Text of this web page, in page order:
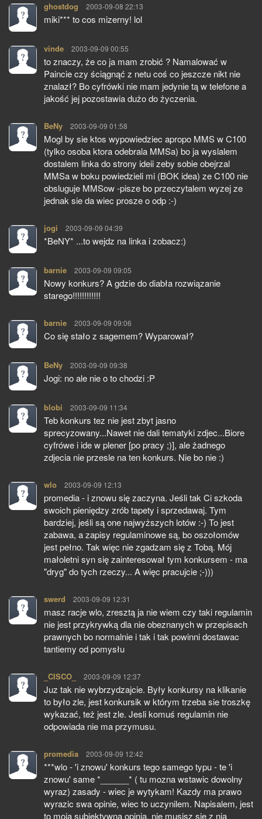
ghostdog pisze:
2003-09-08 22:13
miki*** to cos mizerny! lol
vinde pisze:
2003-09-09 00:55
to znaczy, że co ja mam zrobić ? Namalować w
Paincie czy ściągnąć z netu coś co jeszcze nikt nie
znalazł? Bo cyfrówki nie mam jedynie tą w telefone a
jakość jej pozostawia dużo do życzenia.
BeNy pisze:
2003-09-09 01:58
Mogl by sie ktos wypowiedziec apropo MMS w C100
(tylko osoba ktora odebrala MMSa) bo ja wyslalem
dostalem linka do strony ideii zeby sobie obejrzal
MMSa w boku powiedzieli mi (BOK idea) ze C100 nie
obsluguje MMSow -pisze bo przeczytalem wyzej ze
jednak sie da wiec prosze o odp :-)
jogi pisze:
2003-09-09 04:39
*BeNY* ...to wejdz na linka i zobacz:)
barnie pisze:
2003-09-09 09:05
Nowy konkurs? A gdzie do diabła rozwiązanie
starego!!!!!!!!!!!!
barnie pisze:
2003-09-09 09:06
Co się stało z sagemem? Wyparował?
BeNy pisze:
2003-09-09 09:38
Jogi: no ale nie o to chodzi :P
blobi pisze:
2003-09-09 11:34
Teb konkurs tez nie jest zbyt jasno
sprecyzowany...Nawet nie dali tematyki zdjec...Biore
cyfrówe i ide w plener [po pracy ;)], ale żadnego
zdjecia nie przesle na ten konkurs. Nie bo nie :)
wlo pisze:
2003-09-09 12:13
promedia - i znowu się zaczyna. Jeśli tak Ci szkoda
swoich pieniędzy zrób tapety i sprzedawaj. Tym
bardziej, jeśli są one najwyższych lotów :-) To jest
zabawa, a zapisy regulaminowe są, bo oszołomów
jest pełno. Tak więc nie zgadzam się z Tobą. Mój
małoletni syn się zainteresował tym konkursem - ma
"dryg" do tych rzeczy... A więc pracujcie ;-)))
swerd pisze:
2003-09-09 12:31
masz racje wlo, zresztą ja nie wiem czy taki regulamin
nie jest przykrywką dla nie obeznanych w przepisach
prawnych bo normalnie i tak i tak powinni dostawac
tantiemy od pomysłu
_CISCO_ pisze:
2003-09-09 12:37
Juz tak nie wybrzydzajcie. Były konkursy na klikanie
to było zle, jest konkursik w którym trzeba sie troszkę
wykazać, też jest zle. Jesli komuś regulamin nie
odpowiada nie ma przymusu.
promedia pisze:
2003-09-09 12:42
***wlo - 'i znowu' konkurs tego samego typu - te 'i
znowu' same *______* ( tu mozna wstawic dowolny
wyraz) zasady - wiec je wytykam! Kazdy ma prawo
wyrazic swa opinie, wiec to uczynilem. Napisalem, jest
to moja subiektywna opinia, nie musisz sie z nia